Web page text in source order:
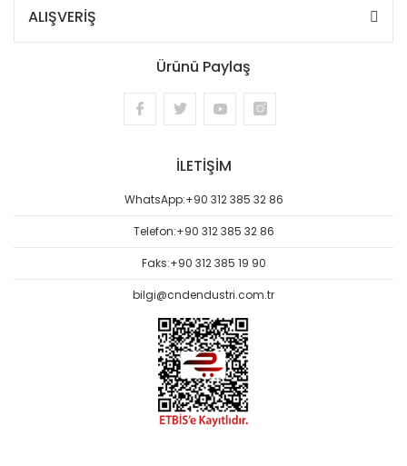
ALIŞVERİŞ
Ürünü Paylaş
İLETİŞİM
WhatsApp:+90 312 385 32 86
Telefon:+90 312 385 32 86
Faks:+90 312 385 19 90
bilgi@cndendustri.com.tr